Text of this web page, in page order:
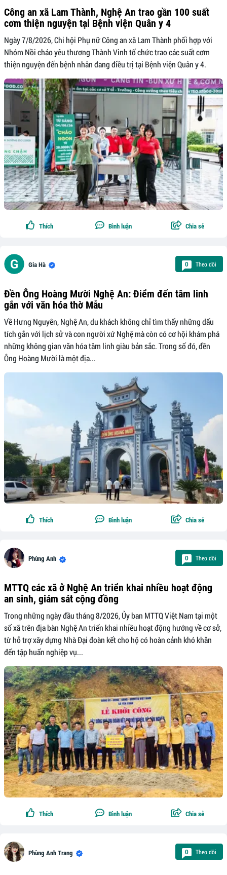
Công an xã Lam Thành, Nghệ An trao gần 100 suất
cơm thiện nguyện tại Bệnh viện Quân y 4
Ngày 7/8/2026, Chi hội Phụ nữ Công an xã Lam Thành phối hợp với
Nhóm Nồi cháo yêu thương Thành Vinh tổ chức trao các suất cơm
thiện nguyện đến bệnh nhân đang điều trị tại Bệnh viện Quân y 4.
Thích Bình luận Chia sẻ
Gia Hà 0 Theo dõi
Đền Ông Hoàng Mười Nghệ An: Điểm đến tâm linh
gắn với văn hóa thờ Mẫu
Về Hưng Nguyên, Nghệ An, du khách không chỉ tìm thấy những dấu
tích gắn với lịch sử và con người xứ Nghệ mà còn có cơ hội khám phá
những không gian văn hóa tâm linh giàu bản sắc. Trong số đó, đền
Ông Hoàng Mười là một địa...
Thích Bình luận Chia sẻ
Phùng Anh 0 Theo dõi
MTTQ các xã ở Nghệ An triển khai nhiều hoạt động
an sinh, giám sát cộng đồng
Trong những ngày đầu tháng 8/2026, Ủy ban MTTQ Việt Nam tại một
số xã trên địa bàn Nghệ An triển khai nhiều hoạt động hướng về cơ sở,
từ hỗ trợ xây dựng Nhà Đại đoàn kết cho hộ có hoàn cảnh khó khăn
đến tập huấn nghiệp vụ...
Thích Bình luận Chia sẻ
Phùng Anh Trang 0 Theo dõi